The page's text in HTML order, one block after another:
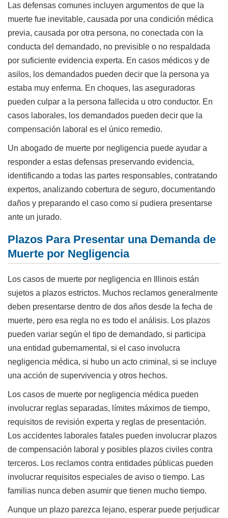
Las defensas comunes incluyen argumentos de que la
muerte fue inevitable, causada por una condición médica
previa, causada por otra persona, no conectada con la
conducta del demandado, no previsible o no respaldada
por suficiente evidencia experta. En casos médicos y de
asilos, los demandados pueden decir que la persona ya
estaba muy enferma. En choques, las aseguradoras
pueden culpar a la persona fallecida u otro conductor. En
casos laborales, los demandados pueden decir que la
compensación laboral es el único remedio.
Un abogado de muerte por negligencia puede ayudar a
responder a estas defensas preservando evidencia,
identificando a todas las partes responsables, contratando
expertos, analizando cobertura de seguro, documentando
daños y preparando el caso como si pudiera presentarse
ante un jurado.
Plazos Para Presentar una Demanda de
Muerte por Negligencia
Los casos de muerte por negligencia en Illinois están
sujetos a plazos estrictos. Muchos reclamos generalmente
deben presentarse dentro de dos años desde la fecha de
muerte, pero esa regla no es todo el análisis. Los plazos
pueden variar según el tipo de demandado, si participa
una entidad gubernamental, si el caso involucra
negligencia médica, si hubo un acto criminal, si se incluye
una acción de supervivencia y otros hechos.
Los casos de muerte por negligencia médica pueden
involucrar reglas separadas, límites máximos de tiempo,
requisitos de revisión experta y reglas de presentación.
Los accidentes laborales fatales pueden involucrar plazos
de compensación laboral y posibles plazos civiles contra
terceros. Los reclamos contra entidades públicas pueden
involucrar requisitos especiales de aviso o tiempo. Las
familias nunca deben asumir que tienen mucho tiempo.
Aunque un plazo parezca lejano, esperar puede perjudicar